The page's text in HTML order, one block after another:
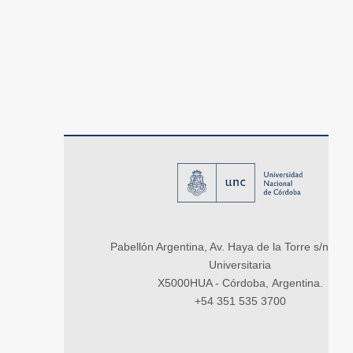
Pabellón Argentina, Av. Haya de la Torre s/n,
Universitaria
X5000HUA - Córdoba, Argentina.
+54 351 535 3700